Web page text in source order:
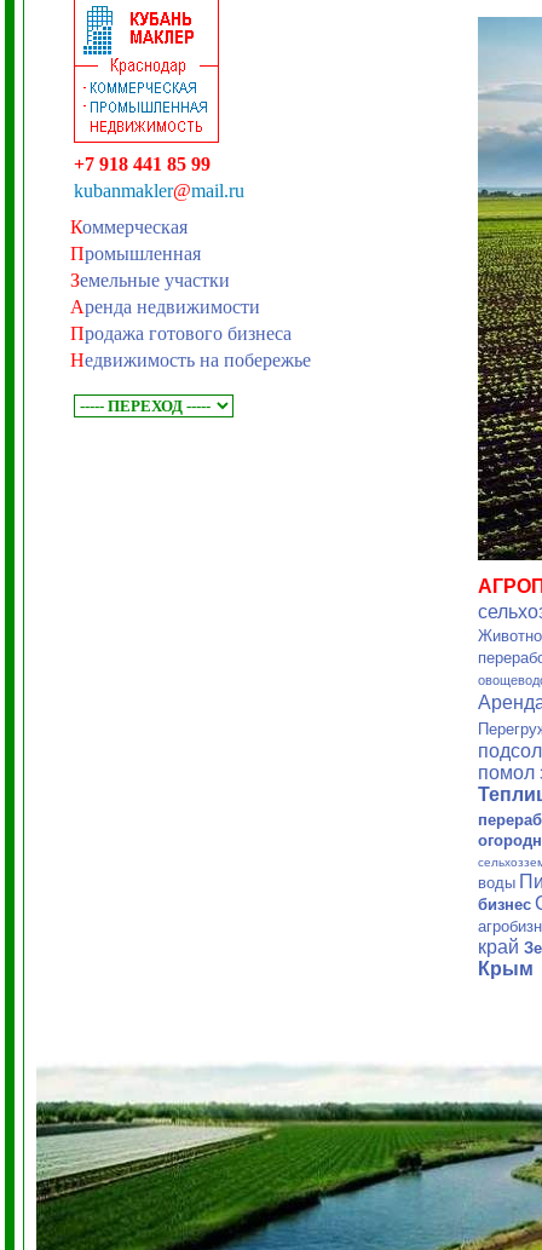
+7 918 441 85 99
kubanmakler@mail.ru
Коммерческая
Промышленная
Земельные участки
Аренда недвижимости
Продажа готового бизнеса
Недвижимость на побережье
помол
воды
бизнес
край
Крым